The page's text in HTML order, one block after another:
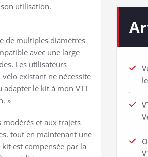
utilisation.
de multiples diamètres
avec une large
Les utilisateurs
existant ne nécessite
adapter le kit à mon VTT
»
et aux trajets
tout en maintenant une
est compensée par la